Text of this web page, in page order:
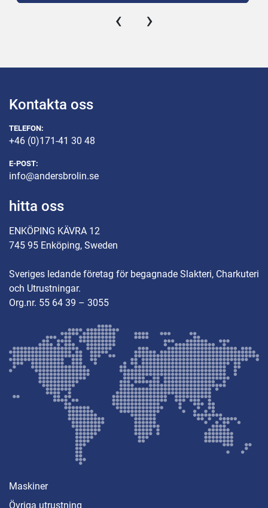
Ansluten effekt 400 V, 1,8 kW, 16 A
‹ ›
Kontakta oss
TELEFON:
+46 (0)171-41 30 48
E-POST:
info@andersbrolin.se
hitta oss
ENKÖPING KÄVRA 12
745 95 Enköping, Sweden
Sveriges ledande företag för begagnade Slakteri, Charkuteri
och Utrustningar.
Org.nr. 55 64 39 – 3055
Maskiner
Övriga utrustning